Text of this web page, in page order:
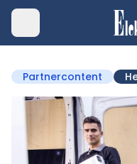
Partnercontent